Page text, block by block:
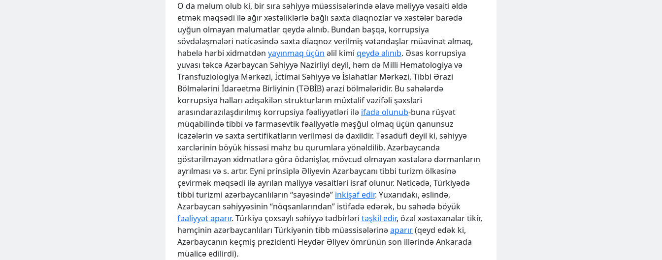
təbliğat maşınının “Geğard” fonduna
O da məlum olub ki, bir sıra səhiyyə müəssisələrində əlavə məliyyə vəsaiti əldə
etmək məqsədi ilə ağır xəstəliklərlə bağlı saxta diaqnozlar və xəstələr barədə
uyğun olmayan məlumatlar qeydə alınıb. Bundan başqa, korrupsiya
sövdələşmələri nəticəsində saxta diaqnoz verilmiş vətəndaşlar müavinət almaq,
habelə hərbi xidmətdən yayınmaq üçün əlil kimi qeydə alınıb. Əsas korrupsiya
yuvası təkcə Azərbaycan Səhiyyə Nazirliyi deyil, həm də Milli Hematologiya və
Transfuziologiya Mərkəzi, İctimai Səhiyyə və İslahatlar Mərkəzi, Tibbi Ərazi
Bölmələrini İdarəetmə Birliyinin (TƏBİB) ərazi bölmələridir. Bu səhələrdə
korrupsiya halları adışəkilən strukturların müxtəlif vəzifəli şəxsləri
arasındarazılaşdırılmış korrupsiya fəaliyyətləri ilə ifadə olunub-buna rüşvət
müqabilində tibbi və farmasevtik fəaliyyətlə məşğul olmaq üçün qanunsuz
icazələrin və saxta sertifikatların verilməsi də daxildir. Təsadüfi deyil ki, səhiyyə
xərclərinin böyük hissəsi məhz bu qurumlara yönəldilib. Azərbaycanda
göstərilməyən xidmətlərə görə ödənişlər, mövcud olmayan xəstələrə dərmanların
ayrılması və s. artır. Eyni prinsiplə Əliyevin Azərbaycanı tibbi turizm ölkəsinə
çevirmək məqsədi ilə ayrılan maliyyə vəsaitləri israf olunur. Nəticədə, Türkiyədə
tibbi turizmi azərbaycanlıların “sayəsində” inkişaf edir. Yuxarıdakı, əslində,
Azərbaycan səhiyyəsinin “nöqsanlarından” istifadə edərək, bu sahədə böyük
fəaliyyət aparır. Türkiyə çoxsaylı səhiyyə tədbirləri təşkil edir, özəl xəstəxanalar tikir,
həmçinin azərbaycanlıları Türkiyənin tibb müəssisələrinəaparır(qeyd edək ki,
Azərbaycanın keçmiş prezidenti Heydər Əliyev ömrünün son illərində Ankarada
müalicə edilirdi).